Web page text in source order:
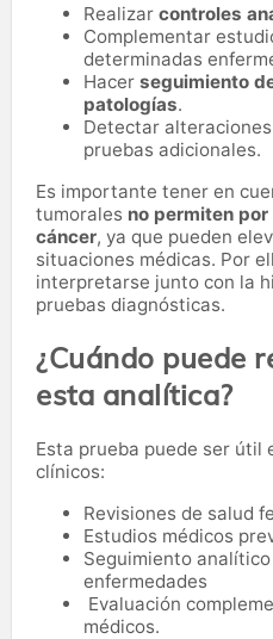
Realizar controles
Complementar
determinadas
Hacer seguimiento
patologías.
Detectar
pruebas adicionales.
Es importante tener en
tumorales no permiten
cáncer, ya que pueden
situaciones médicas. Por
interpretarse junto con la
pruebas diagnósticas.
¿Cuándo puede
esta analítica?
Esta prueba puede ser útil
clínicos:
Revisiones de salud
Estudios médicos
Seguimiento
enfermedades
Evaluación
médicos.